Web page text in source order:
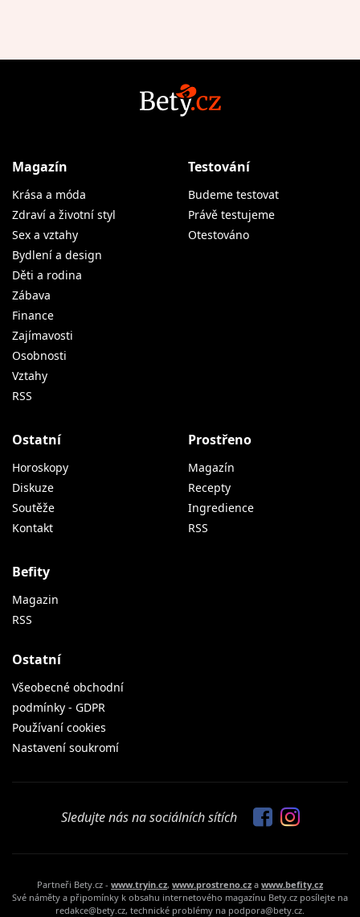
Magazín
Krása a móda
Zdraví a životní styl
Sex a vztahy
Bydlení a design
Děti a rodina
Zábava
Finance
Zajímavosti
Osobnosti
Vztahy
RSS
Testování
Budeme testovat
Právě testujeme
Otestováno
Ostatní
Horoskopy
Diskuze
Soutěže
Kontakt
Prostřeno
Magazín
Recepty
Ingredience
RSS
Befity
Magazin
RSS
Ostatní
Všeobecné obchodní
podmínky - GDPR
Používaní cookies
Nastavení soukromí
Sledujte nás na sociálních sítích
Partneři Bety.cz - www.tryin.cz, www.prostreno.cz a www.befity.cz
Své náměty a připomínky k obsahu internetového magazínu Bety.cz posílejte na
redakce@bety.cz, technické problémy na podpora@bety.cz.